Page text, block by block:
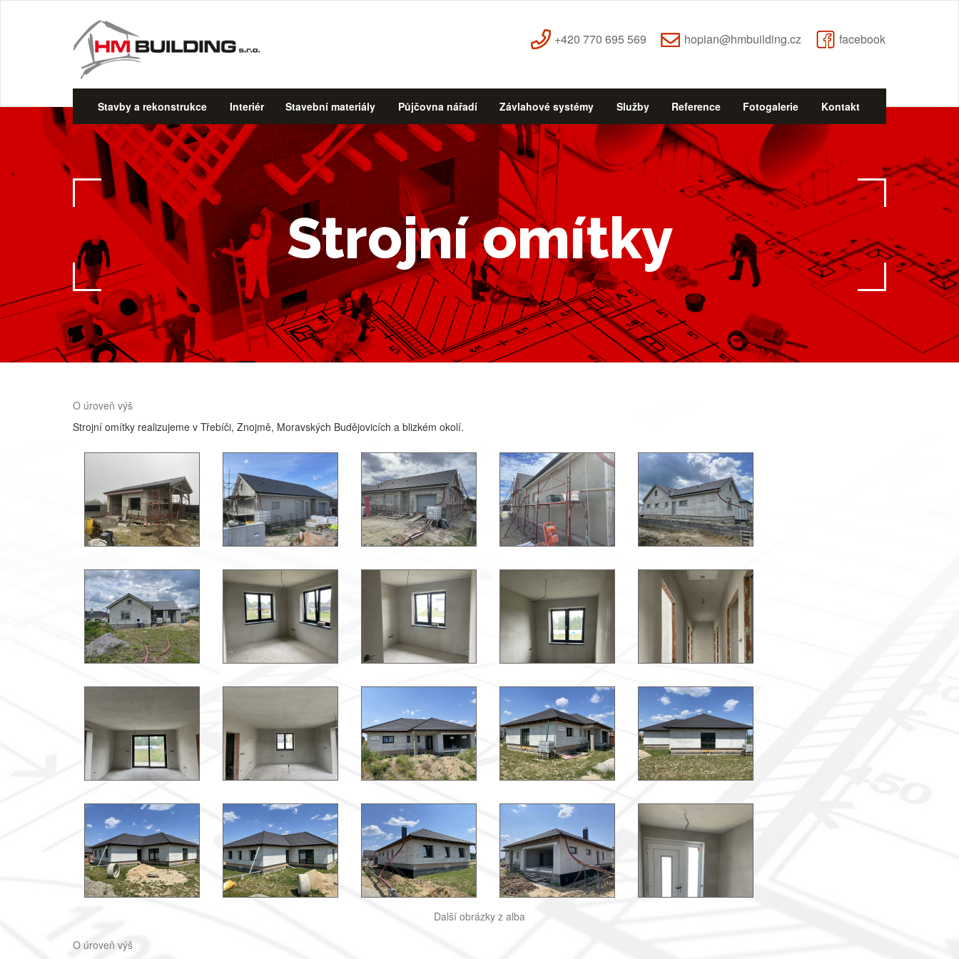
+420 770 695 569 hopian@hmbuilding.cz facebook
Stavby a rekonstrukce Interiér Stavební materiály Půjčovna nářadí Závlahové systémy Služby Reference Fotogalerie Kontakt
Strojní omítky
O úroveň výš
Strojní omítky realizujeme v Třebíči, Znojmě, Moravských Budějovicích a blizkém okolí.
Další obrázky z alba
O úroveň výš